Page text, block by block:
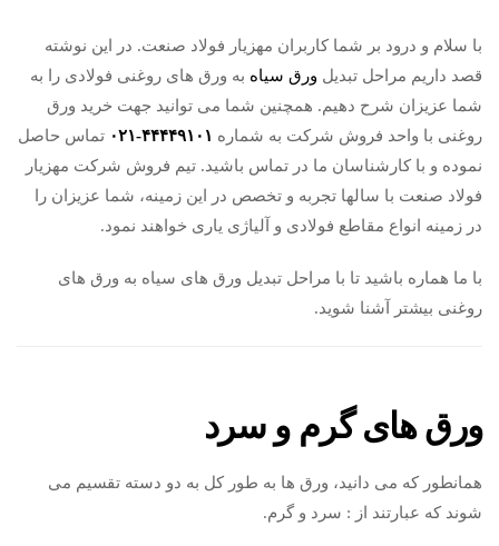
با سلام و درود بر شما کاربران مهزیار فولاد صنعت. در این نوشته
قصد داریم مراحل تبدیل ورق سیاه به ورق های روغنی فولادی را به
شما عزیزان شرح دهیم. همچنین شما می توانید جهت خرید ورق
روغنی با واحد فروش شرکت به شماره ۴۴۴۴۹۱۰۱-۰۲۱
تماس حاصل
نموده و با کارشناسان ما در تماس باشید. تیم فروش شرکت مهزیار
فولاد صنعت با سالها تجربه و تخصص در این زمینه، شما عزیزان را
در زمینه انواع مقاطع فولادی و آلیاژی یاری خواهند نمود.
با ما هماره باشید تا با مراحل تبدیل ورق های سیاه به ورق های
روغنی بیشتر آشنا شوید.
ورق های گرم و سرد
همانطور که می دانید، ورق ها به طور کل به دو دسته تقسیم می
شوند که عبارتند از : سرد و گرم.